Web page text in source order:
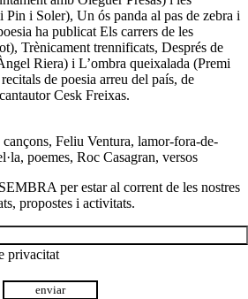
Pin i Soler), Un ós panda al pas de zebra i
ha publicat Els carrers de les
Trènicament trennificats, Després de
Riera) i L’ombra queixalada (Premi
de poesia arreu del país, de
Cesk Freixas.
cançons, Feliu Ventura, lamor-fora-de-
, poemes, Roc Casagran, versos
per estar al corrent de les nostres
propostes i activitats.
privacitat